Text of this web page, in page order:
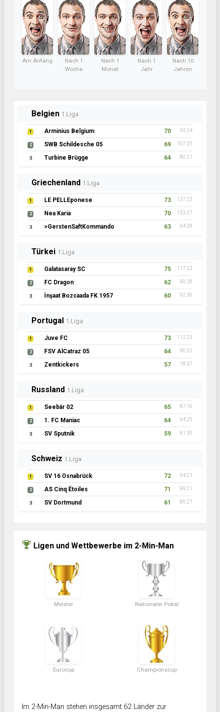
Am Anfang
Nach 1
Woche
Nach 1
Monat
Nach 1
Jahr
Nach 10
Jahren
Belgien 1.Liga
1 Arminius Belgium 70 92:24
2 SWB Schildesche 05 69 107:25
3 Turbine Brügge 64 80:21
Griechenland 1.Liga
1 LE PELLEponese 73 127:22
2 Nea Karia 70 123:27
3 >GerstenSaftKommando 63 94:28
Türkei 1.Liga
1 Galatasaray SC 75 117:22
2 FC Dragon 62 90:28
3 İnşaat Bozcaada FK 1957 60 92:36
Portugal 1.Liga
1 Juve FC 73 112:23
2 FSV AlCatraz 05 64 96:32
3 Zentkickers 57 78:37
Russland 1.Liga
1 Seebär 02 65 87:16
2 1. FC Maniac 64 94:25
3 SV Sputnik 59 91:26
Schweiz 1.Liga
1 SV 16 Osnabrück 72 94:21
2 AS Cinq Étoiles 71 99:21
3 SV Dortmund 61 85:27
Ligen und Wettbewerbe im 2-Min-Man
Meister Nationaler Pokal
Eurocup Championscup
Im 2-Min-Man stehen insgesamt 62 Länder zur